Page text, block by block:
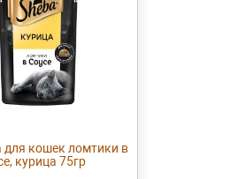
для кошек ломтики в
курица 75гр